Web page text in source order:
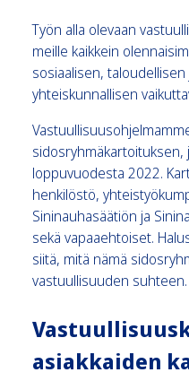
Työn alla olevaan
meille kaikkein
sosiaalisen,
yhteiskunnallisen
loppuvuodesta 2022.
henkilöstö,
Sininauhasäätiön ja
sekä vapaaehtoiset.
siitä, mitä nämä
vastuullisuuden suhteen.
asiakkaiden